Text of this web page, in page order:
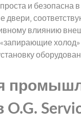
и безопасна
двери,
влиянию